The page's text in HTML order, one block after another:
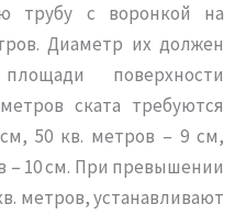
трубу с воронкой на
Диаметр их должен
площади поверхности
ската требуются
50 кв. метров – 9 см,
– 10 см. При превышении
метров, устанавливают